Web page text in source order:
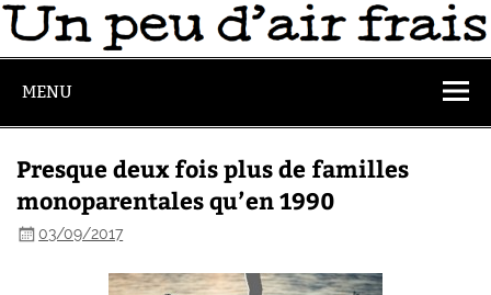
MENU
Presque deux fois plus de familles
monoparentales qu’en 1990
03/09/2017